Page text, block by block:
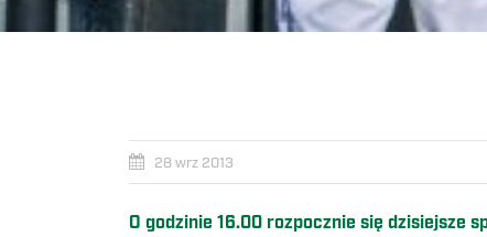
28 wrz 2013
O godzinie 16.00 rozpocznie się dzisiejsze